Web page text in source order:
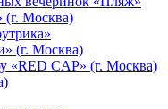
(г. Москва)
(г. Москва)
«RED CAP» (г. Москва)